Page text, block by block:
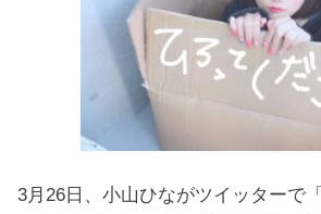
3月26日、小山ひながツイッターで